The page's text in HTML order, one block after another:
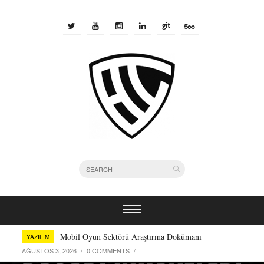
0 COMMENTS /
YAZILIM Mobil Oyun Sektörü Araştırma Dokümanı
AĞUSTOS 3, 2026 / 0 COMMENTS /